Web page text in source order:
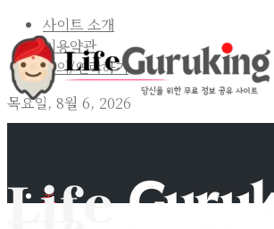
사이트 소개
이용약관
문의/연락하기
목요일, 8월 6, 2026
홈